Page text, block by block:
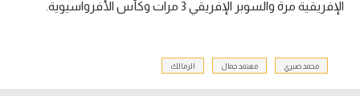
الإفريقية مرة والسوبر الإفريقي 3 مرات وكأس الأفروآسيوية.
محمد صبري معتمد جمال الزمالك